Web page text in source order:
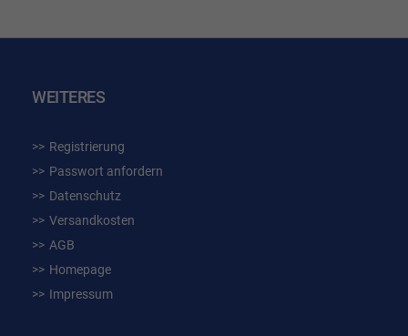
WEITERES
Registrierung
Passwort anfordern
Datenschutz
Versandkosten
AGB
Homepage
Impressum